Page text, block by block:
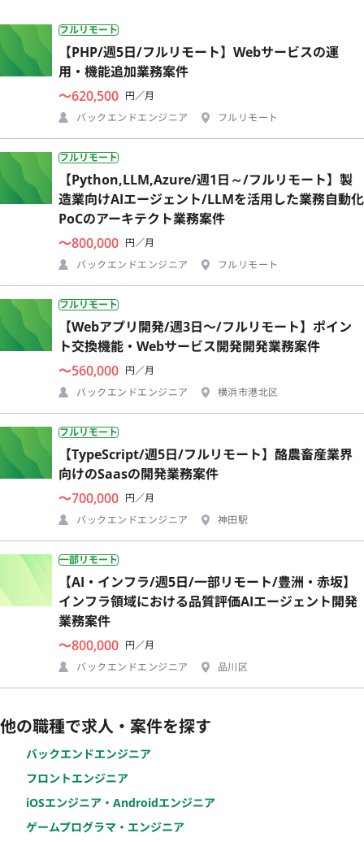
フルリモート
【PHP/週5日/フルリモート】Webサービスの運
用・機能追加業務案件
〜620,500 円／月
バックエンドエンジニア
フルリモート
フルリモート
【Python,LLM,Azure/週1日～/フルリモート】製
造業向けAIエージェント/LLMを活用した業務自動化
PoCのアーキテクト業務案件
〜800,000 円／月
バックエンドエンジニア
フルリモート
フルリモート
【Webアプリ開発/週3日〜/フルリモート】ポイン
ト交換機能・Webサービス開発開発業務案件
〜560,000 円／月
バックエンドエンジニア
横浜市港北区
フルリモート
【TypeScript/週5日/フルリモート】酪農畜産業界
向けのSaasの開発業務案件
〜700,000 円／月
バックエンドエンジニア
神田駅
一部リモート
【AI・インフラ/週5日/一部リモート/豊洲・赤坂】
インフラ領域における品質評価AIエージェント開発
業務案件
〜800,000 円／月
バックエンドエンジニア
品川区
他の職種で求人・案件を探す
バックエンドエンジニア
フロントエンジニア
iOSエンジニア・Androidエンジニア
ゲームプログラマ・エンジニア